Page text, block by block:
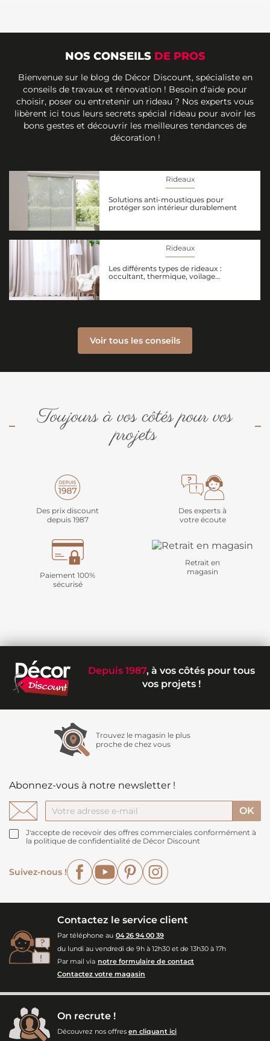
NOS CONSEILS DE PROS
Bienvenue sur le blog de Décor Discount, spécialiste en
conseils de travaux et rénovation ! Besoin d'aide pour
choisir, poser ou entretenir un rideau ? Nos experts vous
libèrent ici tous leurs secrets spécial rideau pour avoir les
bons gestes et découvrir les meilleures tendances de
décoration !
Rideaux
Solutions anti-moustiques pour
protéger son intérieur durablement
Rideaux
Les différents types de rideaux :
occultant, thermique, voilage…
Voir tous les conseils
Toujours à vos côtés pour vos
projets
Des prix discount
depuis 1987
Des experts à
votre écoute
Paiement 100%
sécurisé
Retrait en
magasin
Depuis 1987, à vos côtés pour tous
vos projets !
Trouvez le magasin le plus
proche de chez vous
Abonnez-vous à notre newsletter !
J'accepte de recevoir des offres commerciales conformément à
la politique de confidentialité de Décor Discount
Suivez-nous !
FacebookYouTubePinterest
Contactez le service client
Par téléphone au 04 26 94 00 39
du lundi au vendredi de 9h à 12h30 et de 13h30 à 17h
Par mail via notre formulaire de contact
Contactez votre magasin
On recrute !
Découvrez nos offres en cliquant ici